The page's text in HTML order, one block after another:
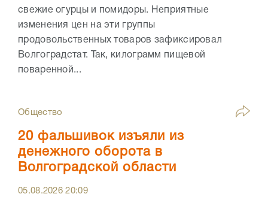
свежие огурцы и помидоры. Неприятные
изменения цен на эти группы
продовольственных товаров зафиксировал
Волгоградстат. Так, килограмм пищевой
поваренной...
Общество
20 фальшивок изъяли из
денежного оборота в
Волгоградской области
05.08.202620:09